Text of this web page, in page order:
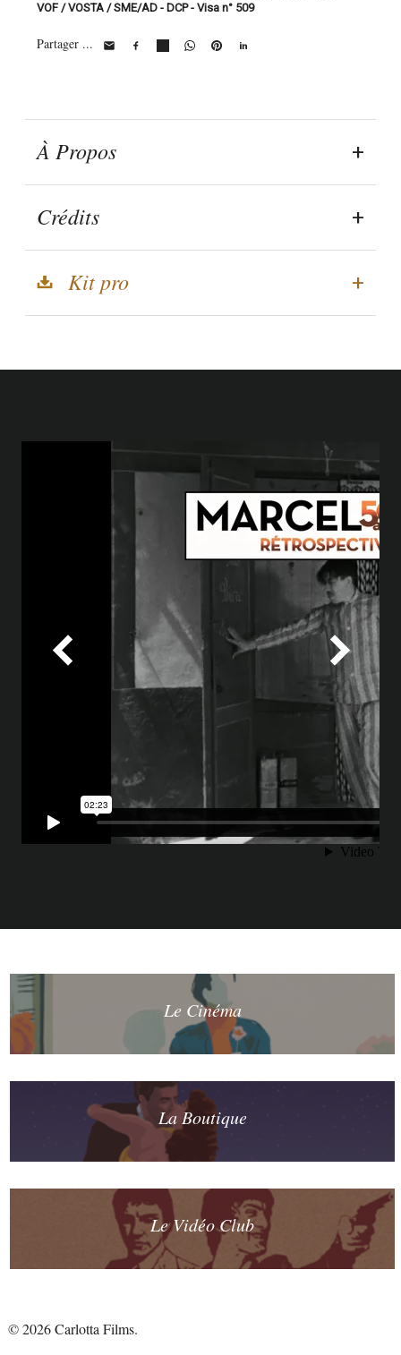
VOF / VOSTA / SME/AD - DCP - Visa n° 509
Partager ...
À Propos
Crédits
Kit pro
Le Cinéma
La Boutique
Le Vidéo Club
© 2026 Carlotta Films.